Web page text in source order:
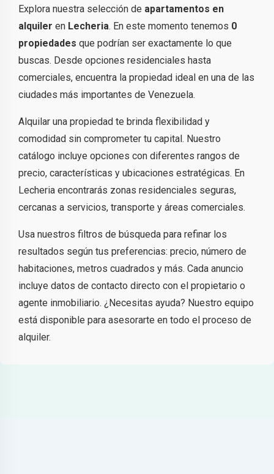
Explora nuestra selección de apartamentos en
alquiler en Lecheria. En este momento tenemos 0
propiedades que podrían ser exactamente lo que
buscas. Desde opciones residenciales hasta
comerciales, encuentra la propiedad ideal en una de las
ciudades más importantes de Venezuela.
Alquilar una propiedad te brinda flexibilidad y
comodidad sin comprometer tu capital. Nuestro
catálogo incluye opciones con diferentes rangos de
precio, características y ubicaciones estratégicas. En
Lecheria encontrarás zonas residenciales seguras,
cercanas a servicios, transporte y áreas comerciales.
Usa nuestros filtros de búsqueda para refinar los
resultados según tus preferencias: precio, número de
habitaciones, metros cuadrados y más. Cada anuncio
incluye datos de contacto directo con el propietario o
agente inmobiliario. ¿Necesitas ayuda? Nuestro equipo
está disponible para asesorarte en todo el proceso de
alquiler.